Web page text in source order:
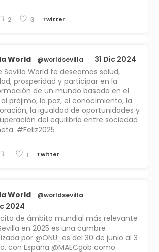
2 3 Twitter
World @worldsevilla ·
31 Dic 2024
Sevilla World te deseamos salud,
prosperidad y participar en la
de un mundo basado en el
prójimo, la paz, el conocimiento, la
la igualdad de oportunidades y
del equilibrio entre sociedad
#Feliz2025
1 Twitter
World @worldsevilla ·
2024
de ámbito mundial más relevante
en 2025 es una cumbre
por @ONU_es del 30 de junio al 3
con España @MAECgob como